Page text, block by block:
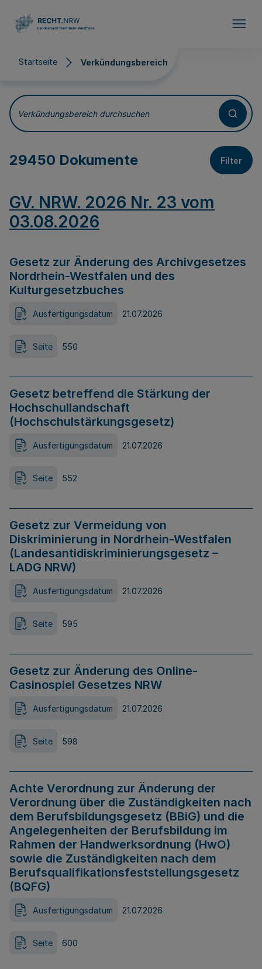
Startseite Verkündungsbereich
Verkündungsbereich
Verkündungsbereich durchsuchen
29450 Dokumente Filter
GV. NRW. 2026 Nr. 23 vom
03.08.2026
Gesetz zur Änderung des Archivgesetzes
Nordrhein-Westfalen und des
Kulturgesetzbuches
Ausfertigungsdatum 21.07.2026
Seite 550
Gesetz betreffend die Stärkung der
Hochschullandschaft
(Hochschulstärkungsgesetz)
Ausfertigungsdatum 21.07.2026
Seite 552
Gesetz zur Vermeidung von
Diskriminierung in Nordrhein-Westfalen
(Landesantidiskriminierungsgesetz –
LADG NRW)
Ausfertigungsdatum 21.07.2026
Seite 595
Gesetz zur Änderung des Online-
Casinospiel Gesetzes NRW
Ausfertigungsdatum 21.07.2026
Seite 598
Achte Verordnung zur Änderung der
Verordnung über die Zuständigkeiten nach
dem Berufsbildungsgesetz (BBiG) und die
Angelegenheiten der Berufsbildung im
Rahmen der Handwerksordnung (HwO)
sowie die Zuständigkeiten nach dem
Berufsqualifikationsfeststellungsgesetz
(BQFG)
Ausfertigungsdatum 21.07.2026
Seite 600